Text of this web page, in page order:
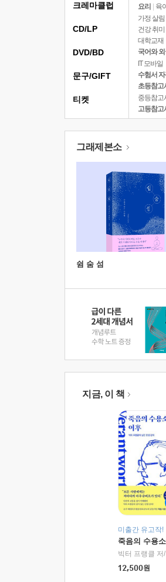
요리
육
가정 살림
건강 취미
대학교재
국어와
IT 모바일
수험서
초등참고
중등참고
고등참고
크레마클럽
CD/LP
DVD/BD
문구/GIFT
티켓
그래제본소
쉼 숨 섬
지금, 이 책
미출간 유고작!
죽음의 수용
빅터 프랭클 저
12,500원